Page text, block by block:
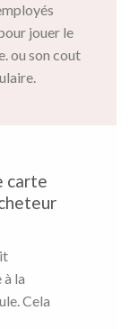
jouer le
ou son cout
carte
la
Cela